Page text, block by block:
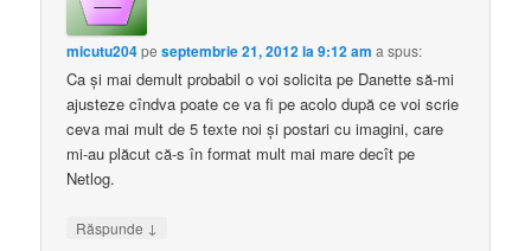
micutu204peseptembrie 21, 2012 la 9:12 am a spus:
Ca şi mai demult probabil o voi solicita pe Danette să-mi
ajusteze cîndva poate ce va fi pe acolo după ce voi scrie
ceva mai mult de 5 texte noi şi postari cu imagini, care
mi-au plăcut că-s în format mult mai mare decît pe
Netlog.
Răspunde ↓